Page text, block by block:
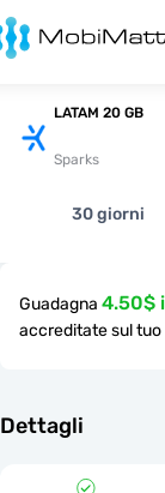
LATAM 20 GB
Sparks
30 giorni
Guadagna 4.50$
accreditate sul
Dettagli